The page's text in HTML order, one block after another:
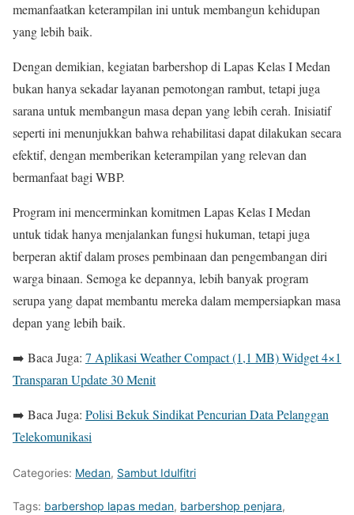
memanfaatkan keterampilan ini untuk membangun kehidupan
yang lebih baik.
Dengan demikian, kegiatan barbershop di Lapas Kelas I Medan
bukan hanya sekadar layanan pemotongan rambut, tetapi juga
sarana untuk membangun masa depan yang lebih cerah. Inisiatif
seperti ini menunjukkan bahwa rehabilitasi dapat dilakukan secara
efektif, dengan memberikan keterampilan yang relevan dan
bermanfaat bagi WBP.
Program ini mencerminkan komitmen Lapas Kelas I Medan
untuk tidak hanya menjalankan fungsi hukuman, tetapi juga
berperan aktif dalam proses pembinaan dan pengembangan diri
warga binaan. Semoga ke depannya, lebih banyak program
serupa yang dapat membantu mereka dalam mempersiapkan masa
depan yang lebih baik.
➡️ Baca Juga: 7 Aplikasi Weather Compact (1,1 MB) Widget 4×1
Transparan Update 30 Menit
➡️ Baca Juga: Polisi Bekuk Sindikat Pencurian Data Pelanggan
Telekomunikasi
Categories: Medan, Sambut Idulfitri
Tags: barbershop lapas medan, barbershop penjara,